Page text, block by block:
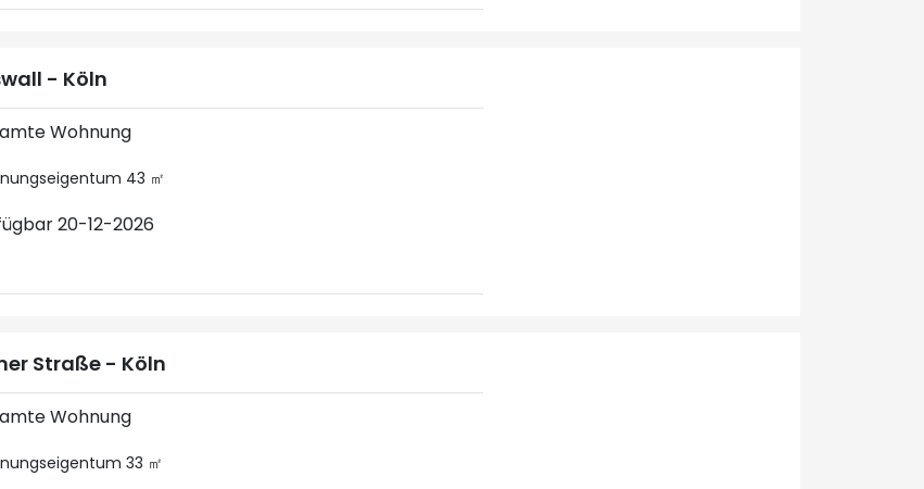
- Köln
Wohnung
43 ㎡
20-12-2026
Straße - Köln
Wohnung
33 ㎡